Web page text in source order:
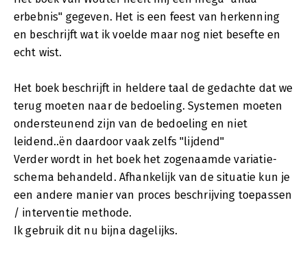
erbebnis" gegeven. Het is een feest van herkenning
en beschrijft wat ik voelde maar nog niet besefte en
echt wist.
Het boek beschrijft in heldere taal de gedachte dat we
terug moeten naar de bedoeling. Systemen moeten
ondersteunend zijn van de bedoeling en niet
leidend..ën daardoor vaak zelfs "lijdend"
Verder wordt in het boek het zogenaamde variatie-
schema behandeld. Afhankelijk van de situatie kun je
een andere manier van proces beschrijving toepassen
/ interventie methode.
Ik gebruik dit nu bijna dagelijks.